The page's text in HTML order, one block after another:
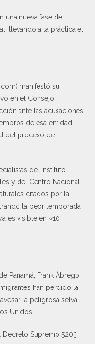
una nueva fase de
llevando a la práctica el
manifestó su
en el Consejo
ante las acusaciones
de esa entidad
del proceso de
del Instituto
y del Centro Nacional
citados por la
la peor temporada
es visible en «10
Panamá, Frank Ábrego,
han perdido la
la peligrosa selva
Unidos.
Supremo 5203